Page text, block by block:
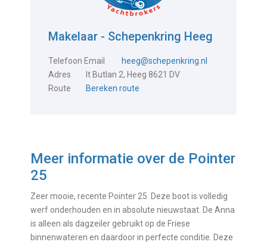
Makelaar - Schepenkring Heeg
Telefoon Email
heeg@schepenkring.nl
Adres
It Butlan 2, Heeg 8621 DV
Route
Bereken route
Meer informatie over de Pointer
25
Zeer mooie, recente Pointer 25. Deze boot is volledig
werf onderhouden en in absolute nieuwstaat. De Anna
is alleen als dagzeiler gebruikt op de Friese
binnenwateren en daardoor in perfecte conditie. Deze